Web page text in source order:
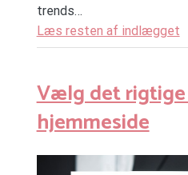
trends…
Læs resten af indlægget
Vælg det
hjemmeside